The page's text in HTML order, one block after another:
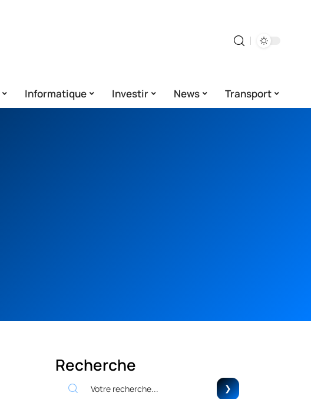
Informatique Investir News Transport
Recherche